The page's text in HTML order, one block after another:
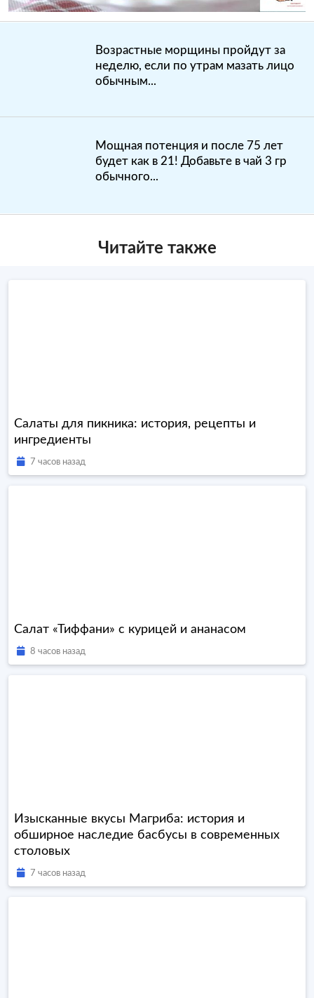
Возрастные морщины пройдут за
неделю, если по утрам мазать лицо
обычным...
Мощная потенция и после 75 лет
будет как в 21! Добавьте в чай 3 гр
обычного...
Читайте также
Салаты для пикника: история, рецепты и
ингредиенты
7 часов назад
Салат «Тиффани» с курицей и ананасом
8 часов назад
Изысканные вкусы Магриба: история и
обширное наследие басбусы в современных
столовых
7 часов назад